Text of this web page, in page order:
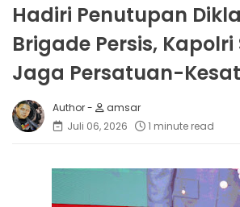
Hadiri Penutupan
Brigade Persis, Kapolri
Jaga Persatuan-
amsar
Juli 06, 2026
1 minute read